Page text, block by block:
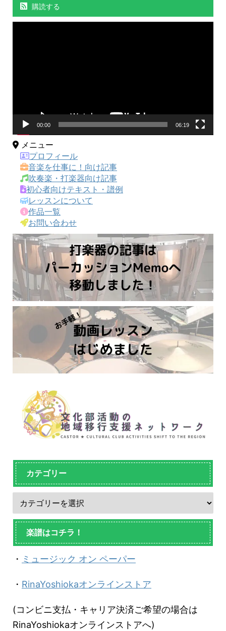
購読する
00:00 06:19
メニュー
プロフィール
音楽を仕事に！向け記事
吹奏楽・打楽器向け記事
初心者向けテキスト・譜例
レッスンについて
作品一覧
お問い合わせ
カテゴリー
楽譜はコチラ！
・ ミュージック オン ペーパー
・ RinaYoshiokaオンラインストア
(コンビニ支払・キャリア決済ご希望の場合は
RinaYoshiokaオンラインストアへ)